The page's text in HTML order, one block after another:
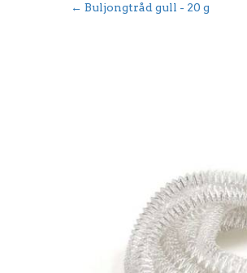
← Buljongtråd gull - 20 g